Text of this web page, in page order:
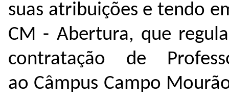
suas atribuições e tendo
CM - Abertura, que
contratação de
ao Câmpus Campo